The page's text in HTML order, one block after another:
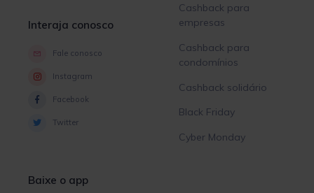
Interaja conosco
Fale conosco
Instagram
Facebook
Twitter
Cashback para
empresas
Cashback para
condomínios
Cashback solidário
Black Friday
Cyber Monday
Baixe o app